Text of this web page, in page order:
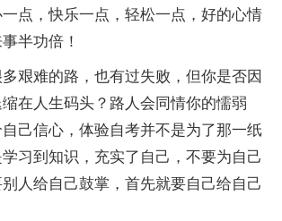
，快乐一点，轻松一点，好的心情
半功倍！
难的路，也有过失败，但你是否因
在人生码头？路人会同情你的懦弱
己信心，体验自考并不是为了那一纸
习到知识，充实了自己，不要为自己
人给自己鼓掌，首先就要自己给自己